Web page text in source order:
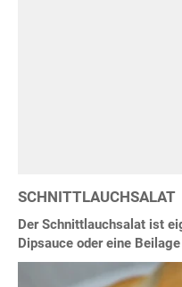
SCHNITTLAUCHSALAT
Der Schnittlauchsalat ist
Dipsauce oder eine